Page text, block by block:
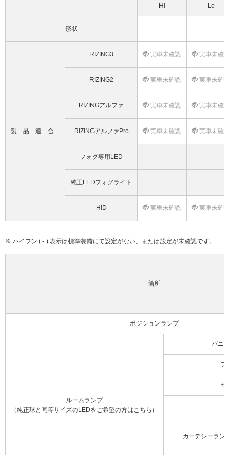
Hi Lo
形状
製品適合
RIZING3 実車未確認 実車未確
RIZING2 実車未確認 実車未確
RIZINGアルファ 実車未確認 実車未確
RIZINGアルファPro 実車未確認 実車未確
フォグ専用LED
純正LEDフォグライト
HID 実車未確認 実車未確
※ ハイフン ( - ) 表示は標準装備にて設定がない、または設定が未確認です。
箇所
ポジションランプ
ルームランプ
（純正球と同等サイズのLEDをご希望の方はこちら）
バニ
フ
セ
カーテシーラン